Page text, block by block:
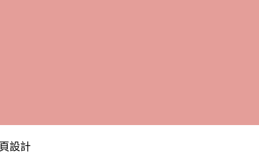
設計